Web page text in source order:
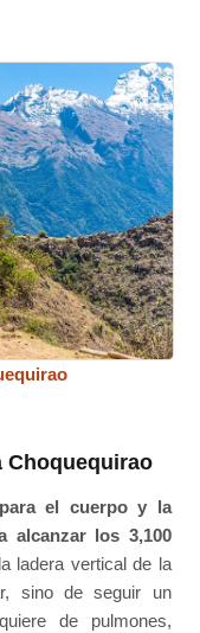
Choquequirao
el cuerpo y la
alcanzar los 3,100
ladera vertical de la
sino de seguir un
de pulmones,